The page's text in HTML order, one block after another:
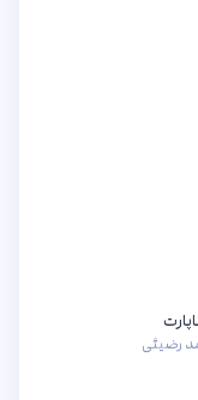
رضیئی